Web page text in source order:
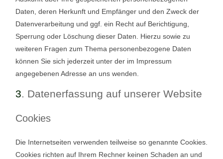
Daten, deren Herkunft und Empfänger und den Zweck der
Datenverarbeitung und ggf. ein Recht auf Berichtigung,
Sperrung oder Löschung dieser Daten. Hierzu sowie zu
weiteren Fragen zum Thema personenbezogene Daten
können Sie sich jederzeit unter der im Impressum
angegebenen Adresse an uns wenden.
3. Datenerfassung auf unserer Website
Cookies
Die Internetseiten verwenden teilweise so genannte Cookies.
Cookies richten auf Ihrem Rechner keinen Schaden an und